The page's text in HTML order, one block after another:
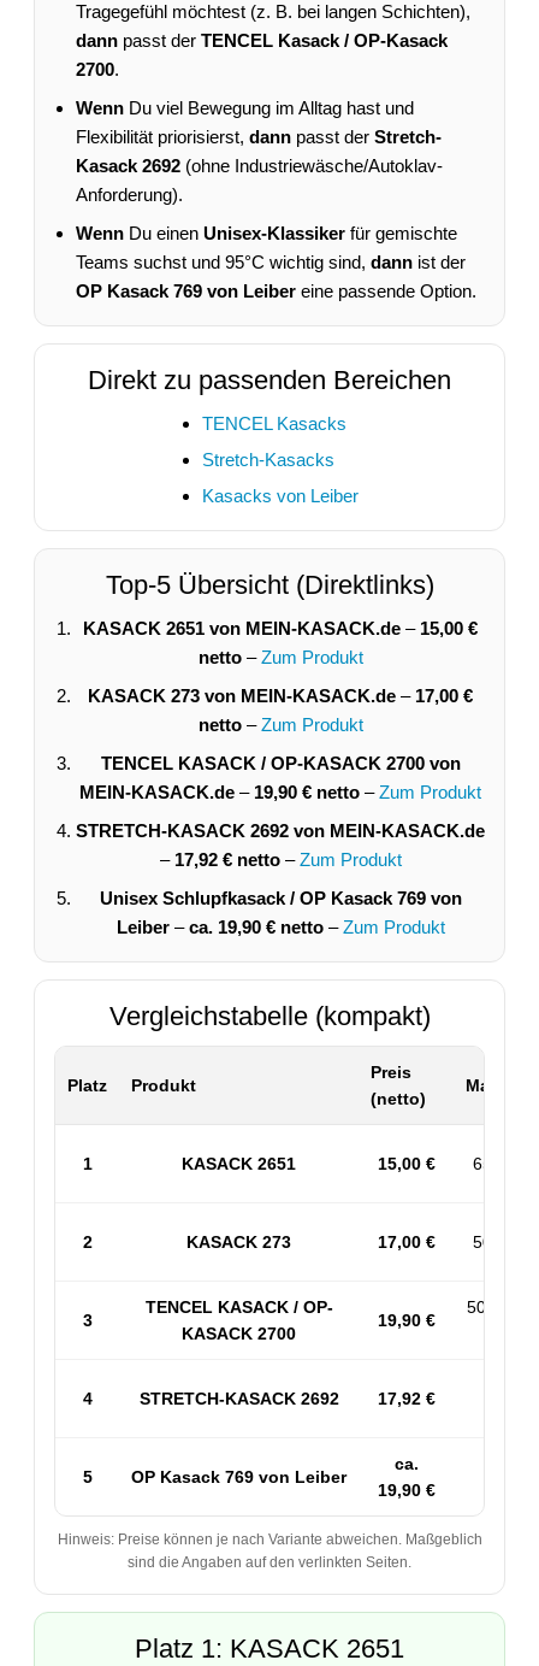
Tragegefühl möchtest (z. B. bei langen Schichten),
dann passt der TENCEL Kasack / OP-Kasack
2700.
Wenn Du viel Bewegung im Alltag hast und
Flexibilität priorisierst, dann passt der Stretch-
Kasack 2692 (ohne Industriewäsche/Autoklav-
Anforderung).
Wenn Du einen Unisex-Klassiker für gemischte
Teams suchst und 95°C wichtig sind, dann ist der
OP Kasack 769 von Leiber eine passende Option.
Direkt zu passenden Bereichen
TENCEL Kasacks
Stretch-Kasacks
Kasacks von Leiber
Top-5 Übersicht (Direktlinks)
KASACK 2651 von MEIN-KASACK.de – 15,00 €
netto–Zum Produkt
KASACK 273 von MEIN-KASACK.de – 17,00 €
netto–Zum Produkt
TENCEL KASACK / OP-KASACK 2700 von
MEIN-KASACK.de – 19,90 € netto –Zum Produkt
STRETCH-KASACK 2692 von MEIN-KASACK.de
– 17,92 € netto–Zum Produkt
Unisex Schlupfkasack / OP Kasack 769 von
Leiber–ca. 19,90 € netto–Zum Produkt
Vergleichstabelle (kompakt)
Platz Produkt
Preis
(netto)
Material
1 KASACK 2651 15,00 € 65%
2 KASACK 273 17,00 € 50%
3
TENCEL KASACK / OP-
KASACK 2700
19,90 €
50%
4 STRETCH-KASACK 2692 17,92 €
5 OP Kasack 769 von Leiber
ca.
19,90 €
Hinweis: Preise können je nach Variante abweichen. Maßgeblich
sind die Angaben auf den verlinkten Seiten.
Platz 1: KASACK 2651